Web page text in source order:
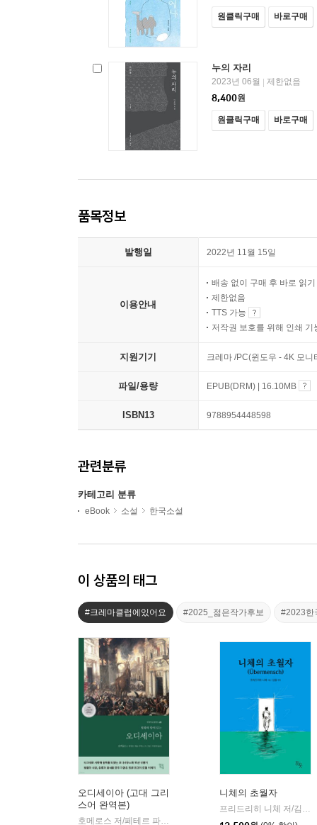
원클릭구매 바로구매
누의 자리
2023년 06월 | 제한없음
8,400원
원클릭구매 바로구매
품목정보
발행일 2022년 11월 15일
이용안내
배송 없이 구매 후 바로 읽기
제한없음
TTS 가능
저작권 보호를 위해 인쇄 기
지원기기 크레마 /PC(윈도우 - 4K 모
파일/용량 EPUB(DRM) | 16.10MB
ISBN13 9788954448598
관련분류
카테고리 분류
eBook 소설 한국소설
이 상품의 태그
#크레마클럽에있어요 #2025_젊은작가후보 #2023한
오디세이아 (고대 그리
스어 완역본)
| 현대지성
니체의 초월자